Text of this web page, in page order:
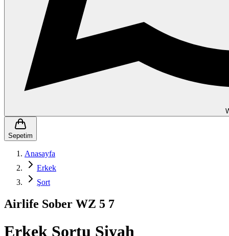
Sepetim
Anasayfa
Erkek
Şort
Airlife Sober WZ 5 7
Erkek Şortu Siyah